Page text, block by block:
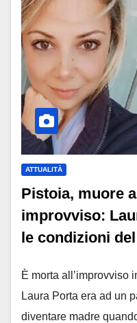
ATTUALITÀ
Pistoia, muore
improvviso:
le condizioni
È morta all’improvviso
Laura Porta era ad un
diventare madre